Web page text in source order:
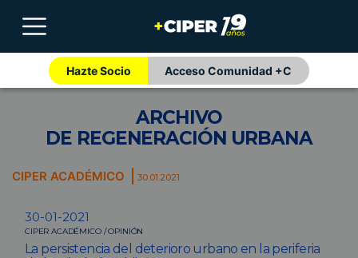
Hazte Socio Acceso Comunidad +C
ARCHIVO
DE REGENERACIÓN URBANA
CIPER ACADÉMICO 30.01.2021
30-01-2021
CIPER ACADÉMICO / OPINIÓN
La persistencia del deterioro urbano en la periferia